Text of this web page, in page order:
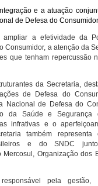
e a atuação
de Defesa do
a efetividade da
Consumidor, a atenção da
que tenham repercussão
da Secretaria,
de Defesa do
Nacional de Defesa do
da Saúde e Segurança
infrativas e o
também
e do SNDC
Mercosul, Organização dos
pela gestão,